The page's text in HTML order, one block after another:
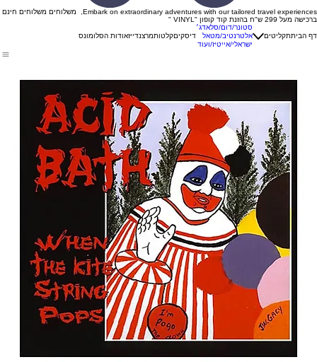
Embark on extraordinary adventures with our tailored travel experiences, משלוחים משלוחים חינם
ברכישה מעל 299 ש"ח בהזנת קוד קופון "VINYL "
דף הביתתקליטים
סטונר/דום/סלאדג׳
אלטרנטיב/מטאל
ישראלי/אייטיז/ועוד
דיסקיםקלטותמרצנדייזאודות הסלומונס